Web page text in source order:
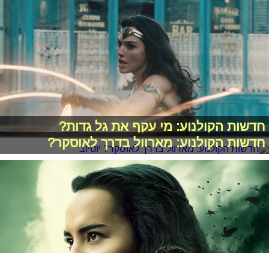
חדשות הקולנוע: מי עקף את גל גדות?
חדשות הקולנוע: מארוול בדרך לאוסקר?